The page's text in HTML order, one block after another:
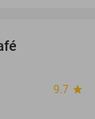
9.7 star